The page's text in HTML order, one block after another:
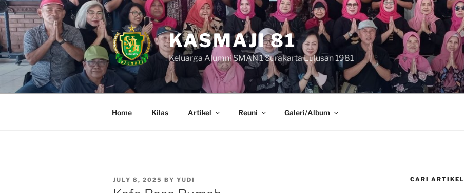
Skip
to
content
KASMAJI 81
Keluarga Alumni SMAN 1 Surakarta Lulusan 1981
Home Kilas Artikel Reuni Galeri/Album
POSTED
ON
JULY 8, 2025 BY YUDI CARI ARTIKEL